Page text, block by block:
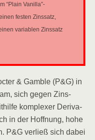
“Plain Vanilla”-
fes­ten Zins­satz,
varia­blen Zins­satz
& Gam­ble (P&G) in
sich gegen Zins-
kom­ple­xer Deri­va­
in der Hoff­nung, hohe
P&G ver­ließ sich dabei